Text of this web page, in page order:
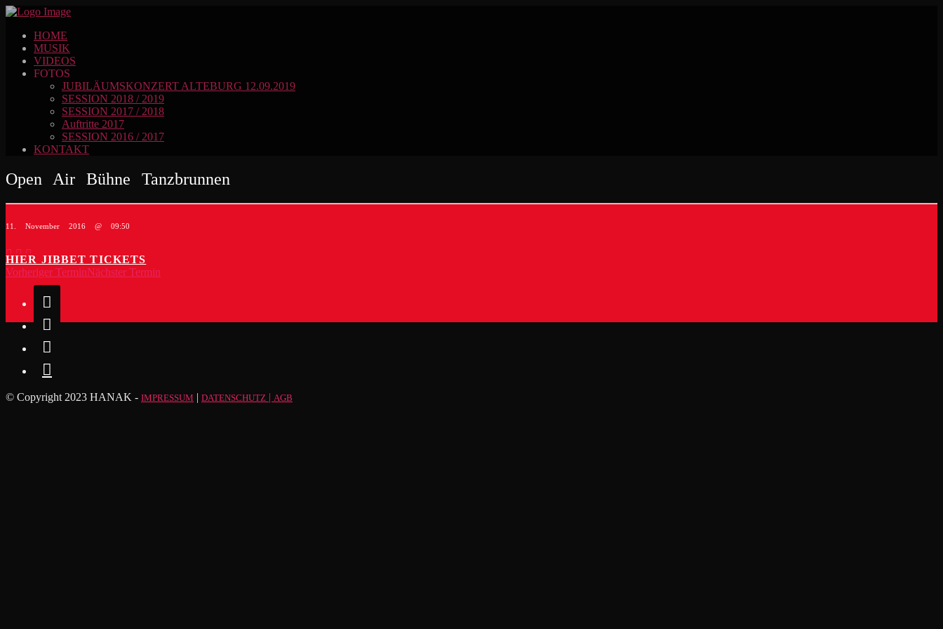
HOME
MUSIK
VIDEOS
FOTOS
JUBILÄUMSKONZERT ALTEBURG 12.09.2019
SESSION 2018 / 2019
SESSION 2017 / 2018
Auftritte 2017
SESSION 2016 / 2017
KONTAKT
Open Air Bühne Tanzbrunnen
11. November 2016 @ 09:50
HIER JIBBET TICKETS
Vorheriger TerminNächster Termin




© Copyright 2023 HANAK - IMPRESSUM | DATENSCHUTZ | AGB